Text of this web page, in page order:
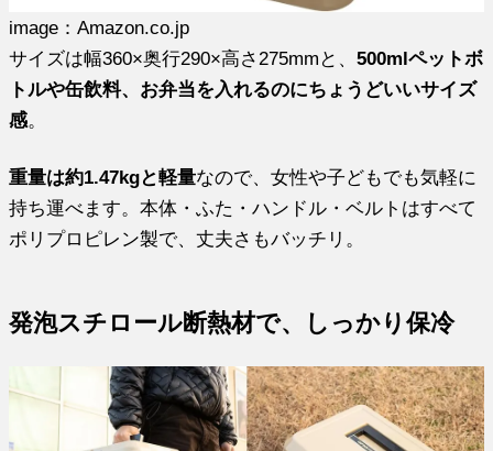
image：Amazon.co.jp
サイズは幅360×奥行290×高さ275mmと、500mlペットボ
トルや缶飲料、お弁当を入れるのにちょうどいいサイズ
感。
重量は約1.47kgと軽量なので、女性や子どもでも気軽に
持ち運べます。本体・ふた・ハンドル・ベルトはすべて
ポリプロピレン製で、丈夫さもバッチリ。
発泡スチロール断熱材で、しっかり保冷